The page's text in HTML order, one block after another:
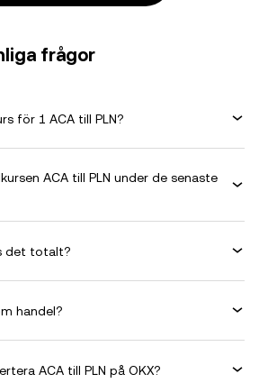
frågor
för 1 ACA till PLN?
ACA till PLN under de senaste
det totalt?
handel?
ACA till PLN på OKX?